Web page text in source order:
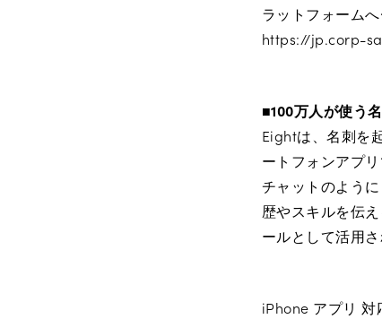
ラットフォーム
https://jp.corp-
■100万人が使う
Eightは、名刺を
ートフォンアプ
チャットのよう
歴やスキルを伝
ールとして活用
iPhone アプリ 対